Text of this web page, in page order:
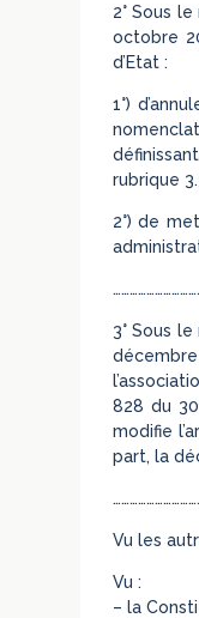
2° Sous
octobre
d’Etat :
1°)
rubrique
2°) de
3° Sous
828 du
modifie
part, la
Vu les
Vu :
– la